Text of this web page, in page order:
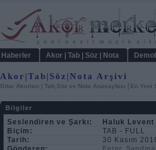
Haberler Akor | Tab | Söz | Nota
Akor|Tab|Söz|Nota Arşivi
Gitar Akorları | Tab,Söz ve Nota Anasayfası En Yeni
Bilgiler
Seslendiren ve Şarkı: Haluk Levent
Biçim:
TAB - FULL
Tarih:
30 Kasım